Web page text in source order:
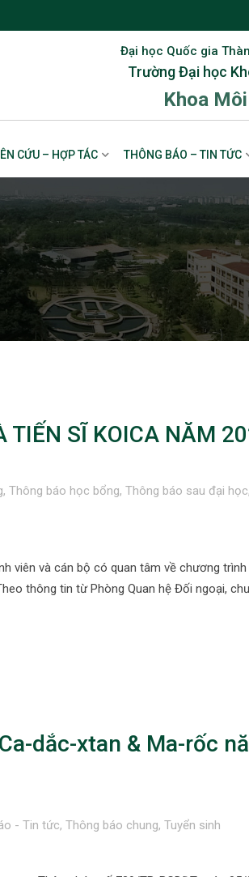
Đại học Quốc gia
Trường Đại học
Khoa
CỨU – HỢP TÁC THÔNG BÁO – TIN TỨC
TIẾN SĨ KOICA NĂM
, Thông báo học bổng, Thông báo sau đại học,
viên và cán bộ có quan tâm về chương
thông tin từ Phòng Quan hệ Đối ngoại,
dắc-xtan & Ma-rốc
- Tin tức, Thông báo chung, Tuyển sinh